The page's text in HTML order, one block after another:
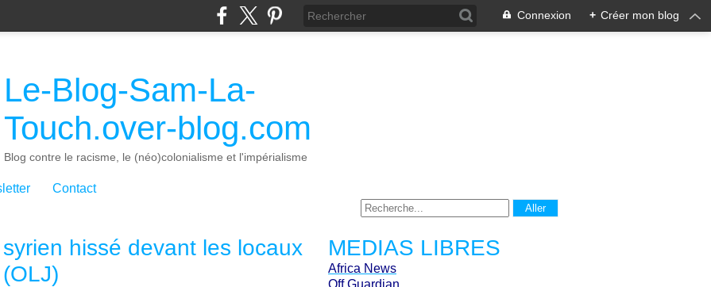
Connexion + Créer mon blog
Le-Blog-Sam-La-
Touch.over-blog.com
Blog contre le racisme, le (néo)colonialisme et l'impérialisme
Contact
hissé devant les locaux
MEDIAS LIBRES
Africa News
Off Guardian